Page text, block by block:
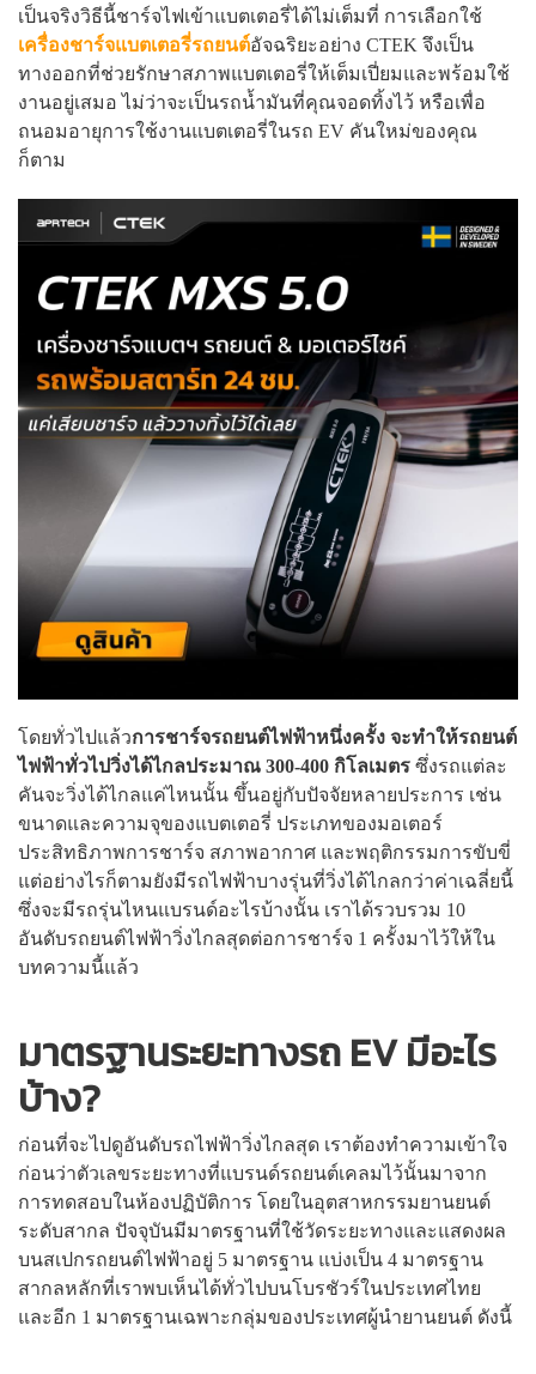
เป็นจริงวิธีนี้ชาร์จไฟเข้าแบตเตอรี่ได้ไม่เต็มที่ การเลือกใช้
เครื่องชาร์จแบตเตอรี่รถยนต์อัจฉริยะอย่าง CTEK จึงเป็น
ทางออกที่ช่วยรักษาสภาพแบตเตอรี่ให้เต็มเปี่ยมและพร้อมใช้
งานอยู่เสมอ ไม่ว่าจะเป็นรถน้ำมันที่คุณจอดทิ้งไว้ หรือเพื่อ
ถนอมอายุการใช้งานแบตเตอรี่ในรถ EV คันใหม่ของคุณ
ก็ตาม
โดยทั่วไปแล้วการชาร์จรถยนต์ไฟฟ้าหนึ่งครั้ง จะทำให้รถยนต์
ไฟฟ้าทั่วไปวิ่งได้ไกลประมาณ 300-400 กิโลเมตร ซึ่งรถแต่ละ
คันจะวิ่งได้ไกลแค่ไหนนั้น ขึ้นอยู่กับปัจจัยหลายประการ เช่น
ขนาดและความจุของแบตเตอรี่ ประเภทของมอเตอร์
ประสิทธิภาพการชาร์จ สภาพอากาศ และพฤติกรรมการขับขี่
แต่อย่างไรก็ตามยังมีรถไฟฟ้าบางรุ่นที่วิ่งได้ไกลกว่าค่าเฉลี่ยนี้
ซึ่งจะมีรถรุ่นไหนแบรนด์อะไรบ้างนั้น เราได้รวบรวม 10
อันดับรถยนต์ไฟฟ้าวิ่งไกลสุดต่อการชาร์จ 1 ครั้งมาไว้ให้ใน
บทความนี้แล้ว
มาตรฐานระยะทางรถ EV มีอะไร
บ้าง?
ก่อนที่จะไปดูอันดับรถไฟฟ้าวิ่งไกลสุด เราต้องทำความเข้าใจ
ก่อนว่าตัวเลขระยะทางที่แบรนด์รถยนต์เคลมไว้นั้นมาจาก
การทดสอบในห้องปฏิบัติการ โดยในอุตสาหกรรมยานยนต์
ระดับสากล ปัจจุบันมีมาตรฐานที่ใช้วัดระยะทางและแสดงผล
บนสเปกรถยนต์ไฟฟ้าอยู่ 5 มาตรฐาน แบ่งเป็น 4 มาตรฐาน
สากลหลักที่เราพบเห็นได้ทั่วไปบนโบรชัวร์ในประเทศไทย
และอีก 1 มาตรฐานเฉพาะกลุ่มของประเทศผู้นำยานยนต์ ดังนี้